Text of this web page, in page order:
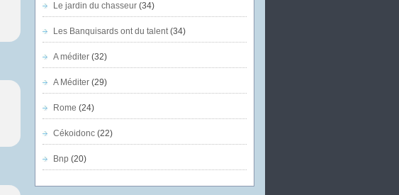
Le jardin du chasseur(34)
Les Banquisards ont du talent(34)
A méditer(32)
A Méditer(29)
Rome (24)
Cékoidonc(22)
Bnp (20)